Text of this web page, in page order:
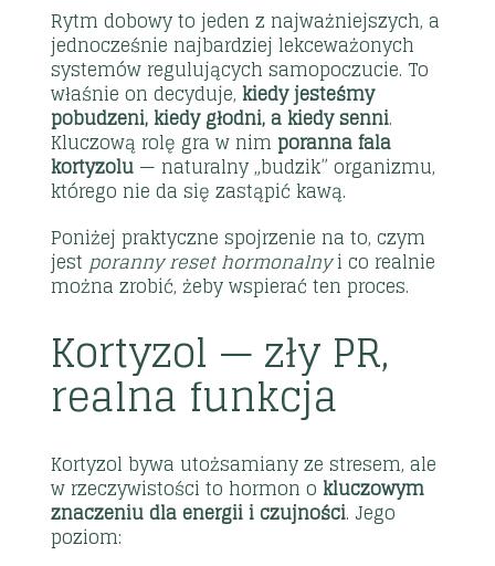
Rytm dobowy to jeden z najważniejszych, a
jednocześnie najbardziej lekceważonych
systemów regulujących samopoczucie. To
właśnie on decyduje,kiedy jesteśmy
pobudzeni, kiedy głodni, a kiedy senni.
Kluczową rolę gra w nimporanna fala
kortyzolu — naturalny „budzik” organizmu,
którego nie da się zastąpić kawą.
Poniżej praktyczne spojrzenie na to, czym
jest poranny reset hormonalnyi co realnie
można zrobić, żeby wspierać ten proces.
Kortyzol — zły PR,
realna funkcja
Kortyzol bywa utożsamiany ze stresem, ale
w rzeczywistości to hormon okluczowym
znaczeniu dla energii i czujności. Jego
poziom: